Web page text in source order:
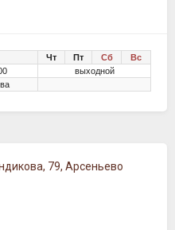
Чт Пт Сб
Вс
выходной
79, Арсеньево